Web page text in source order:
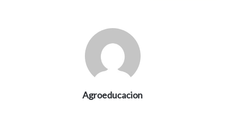
Agroeducacion